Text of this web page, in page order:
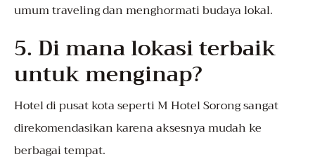
umum traveling dan menghormati budaya lokal.
5. Di mana lokasi terbaik
untuk menginap?
Hotel di pusat kota seperti M Hotel Sorong sangat
direkomendasikan karena aksesnya mudah ke
berbagai tempat.